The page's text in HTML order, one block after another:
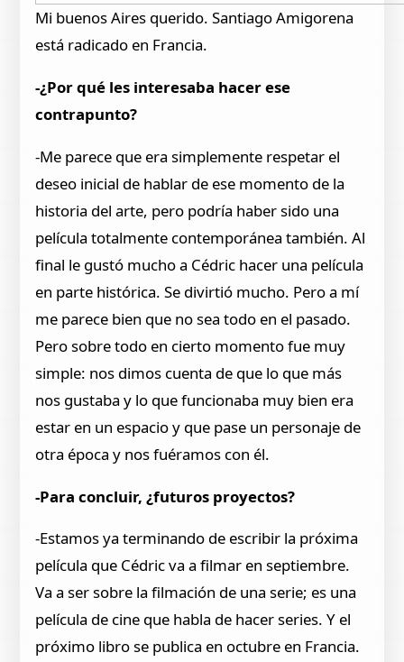
Mi buenos Aires querido. Santiago Amigorena
está radicado en Francia.
-¿Por qué les interesaba hacer ese
contrapunto?
-Me parece que era simplemente respetar el
deseo inicial de hablar de ese momento de la
historia del arte, pero podría haber sido una
película totalmente contemporánea también. Al
final le gustó mucho a Cédric hacer una película
en parte histórica. Se divirtió mucho. Pero a mí
me parece bien que no sea todo en el pasado.
Pero sobre todo en cierto momento fue muy
simple: nos dimos cuenta de que lo que más
nos gustaba y lo que funcionaba muy bien era
estar en un espacio y que pase un personaje de
otra época y nos fuéramos con él.
-Para concluir, ¿futuros proyectos?
-Estamos ya terminando de escribir la próxima
película que Cédric va a filmar en septiembre.
Va a ser sobre la filmación de una serie; es una
película de cine que habla de hacer series. Y el
próximo libro se publica en octubre en Francia.